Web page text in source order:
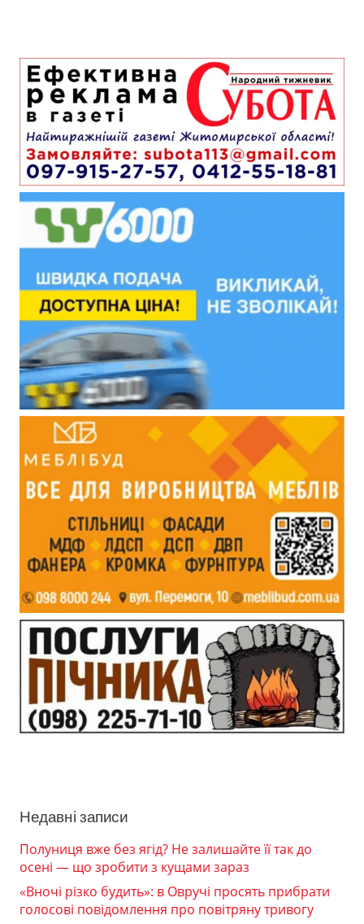
Недавні записи
Полуниця вже без ягід? Не залишайте її так до
осені — що зробити з кущами зараз
«Вночі різко будить»: в Овручі просять прибрати
голосові повідомлення про повітряну тривогу